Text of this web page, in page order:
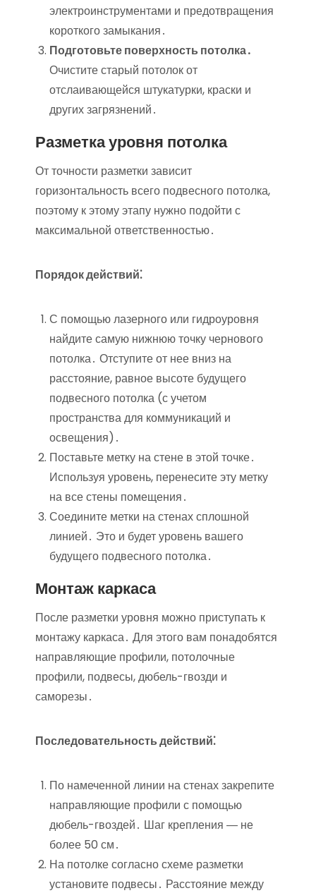
электроинструментами и предотвращения
короткого замыкания․
Подготовьте поверхность потолка․
Очистите старый потолок от
отслаивающейся штукатурки, краски и
других загрязнений․
Разметка уровня потолка
От точности разметки зависит
горизонтальность всего подвесного потолка,
поэтому к этому этапу нужно подойти с
максимальной ответственностью․
Порядок действий⁚
С помощью лазерного или гидроуровня
найдите самую нижнюю точку чернового
потолка․ Отступите от нее вниз на
расстояние, равное высоте будущего
подвесного потолка (с учетом
пространства для коммуникаций и
освещения)․
Поставьте метку на стене в этой точке․
Используя уровень, перенесите эту метку
на все стены помещения․
Соедините метки на стенах сплошной
линией․ Это и будет уровень вашего
будущего подвесного потолка․
Монтаж каркаса
После разметки уровня можно приступать к
монтажу каркаса․ Для этого вам понадобятся
направляющие профили, потолочные
профили, подвесы, дюбель-гвозди и
саморезы․
Последовательность действий⁚
По намеченной линии на стенах закрепите
направляющие профили с помощью
дюбель-гвоздей․ Шаг крепления ― не
более 50 см․
На потолке согласно схеме разметки
установите подвесы․ Расстояние между